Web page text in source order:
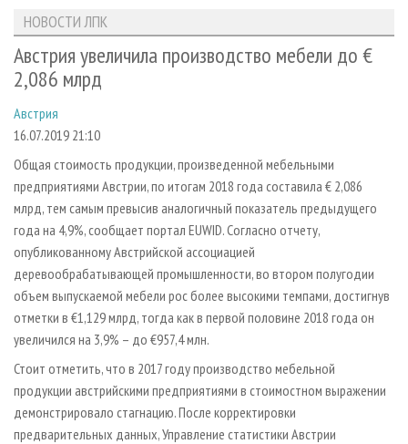
ЛЕСОЗАГОТОВКА
ЛЕСОПИЛЕНИЕ
СУШКА ДРЕВЕСИНЫ
ПРОИЗВОДСТВО ДРЕВЕСНЫХ ПЛИТ
ДЕРЕВЯННОЕ ДОМОСТРОЕНИЕ
ПРОИЗВОДСТВО МЕБЕЛИ
БИОЭНЕРГЕТИКА
ЦБП
ИНСТРУМЕНТ И МАТЕРИАЛЫ
НОВОСТИ ЛПК
НОВОСТИ ЖУРНАЛА
ПРОЕКТЫ ЛПИ
АНАЛИТИКА
ПРЕДПРИЯТИЯ ЛПК
ПЕРСОНЫ
МОБИЛЬНЫЕ ВЫСТАВКИ
ОФИЦИАЛЬНЫЕ ДЕЛЕГАЦИИ
ПРИОРИТЕТНЫЕ ИНВЕСТПРОЕКТЫ
RUSSIAN FORESTRY REVIEW
ГАЗЕТА ЛЕСПРОМФОРУМ
БИБЛИОТЕКА СПЕЦИАЛИСТА
АРХИВ ЖУРНАЛОВ
О ЖУРНАЛЕ
КОНТАКТЫ
РЕКЛАМОДАТЕЛЯМ
РЕКЛАМА
РЕКЛАМА НА САЙТЕ
НОВОСТИ ЛПК
Австрия увеличила производство мебели до €
2,086 млрд
Австрия
16.07.2019 21:10
Общая стоимость продукции, произведенной мебельными
предприятиями Австрии, по итогам 2018 года составила € 2,086
млрд, тем самым превысив аналогичный показатель предыдущего
года на 4,9%, сообщает портал EUWID. Согласно отчету,
опубликованному Австрийской ассоциацией
деревообрабатывающей промышленности, во втором полугодии
объем выпускаемой мебели рос более высокими темпами, достигнув
отметки в €1,129 млрд, тогда как в первой половине 2018 года он
увеличился на 3,9% – до €957,4 млн.
Стоит отметить, что в 2017 году производство мебельной
продукции австрийскими предприятиями в стоимостном выражении
демонстрировало стагнацию. После корректировки
предварительных данных, Управление статистики Австрии